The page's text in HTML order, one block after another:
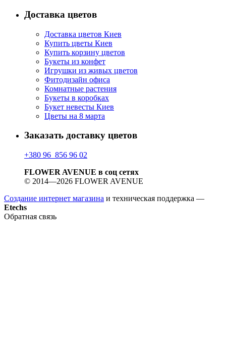
Доставка цветов
Доставка цветов Киев
Купить цветы Киев
Купить корзину цветов
Букеты из конфет
Игрушки из живых цветов
Фитодизайн офиса
Комнатные растения
Букеты в коробках
Букет невесты Киев
Цветы на 8 марта
Заказать доставку цветов
+380 96 856 96 02
FLOWER AVENUE в соц сетях
© 2014—2026 FLOWER AVENUE
Создание интернет магазина и техническая поддержка —
Etechs
Обратная связь